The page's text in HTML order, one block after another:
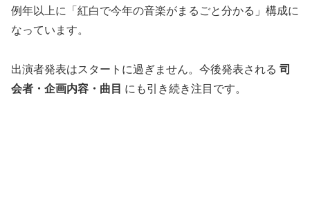
例年以上に「紅白で今年の音楽がまるごと分かる」構成に
なっています。
出演者発表はスタートに過ぎません。今後発表される 司
会者・企画内容・曲目 にも引き続き注目です。